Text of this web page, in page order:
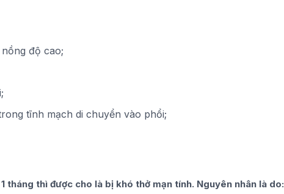
độ cao;
tĩnh mạch di chuyển vào phổi;
tháng thì được cho là bị khó thở mạn tính. Nguyên nhân là do: